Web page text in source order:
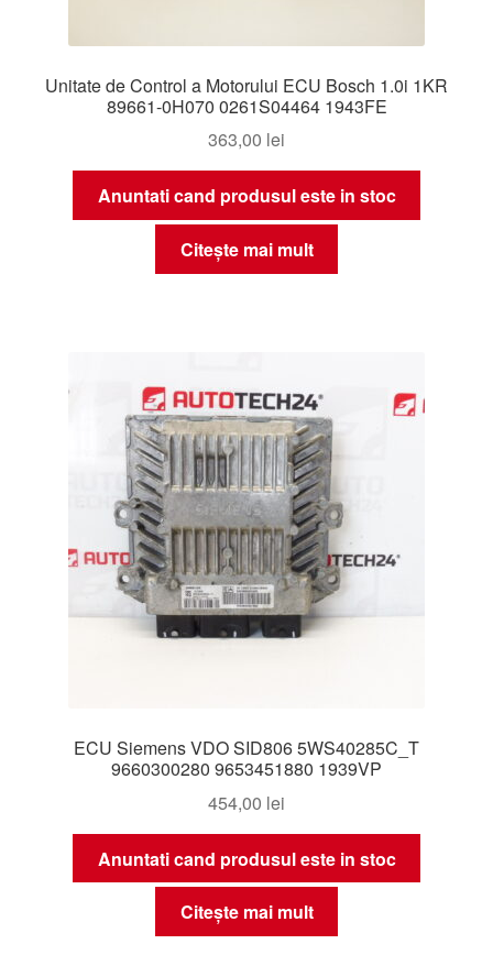
Unitate de Control a Motorului ECU Bosch 1.0i 1KR
89661-0H070 0261S04464 1943FE
363,00 lei
Anuntati cand produsul este in stoc
Citește mai mult
ECU Siemens VDO SID806 5WS40285C_T
9660300280 9653451880 1939VP
454,00 lei
Anuntati cand produsul este in stoc
Citește mai mult